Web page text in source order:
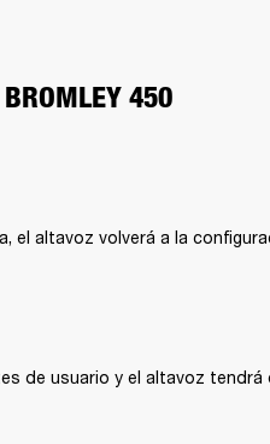
BROMLEY 450
el altavoz volverá a la
de usuario y el altavoz tendrá